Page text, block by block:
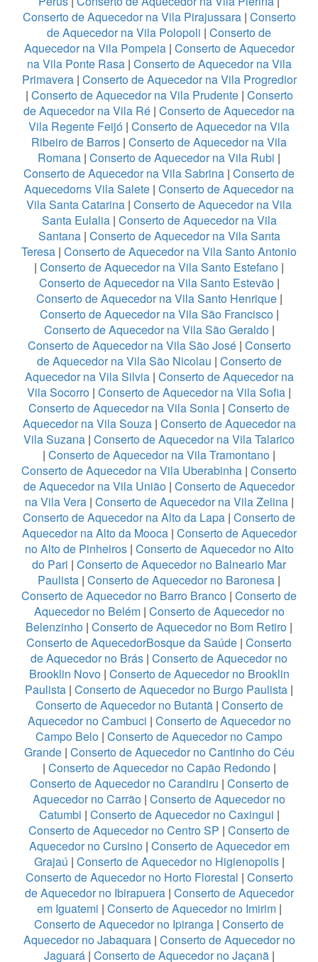
Conserto de Aquecedor na Vila Pirajussara| Conserto
de Aquecedor na Vila Polopoli | Conserto de
Aquecedor na Vila Pompeia| Conserto de Aquecedor
na Vila Ponte Rasa| Conserto de Aquecedor na Vila
Primavera| Conserto de Aquecedor na Vila Progredior
| Conserto de Aquecedor na Vila Prudente| Conserto
de Aquecedor na Vila Ré | Conserto de Aquecedor na
Vila Regente Feijó | Conserto de Aquecedor na Vila
Ribeiro de Barros | Conserto de Aquecedor na Vila
Romana | Conserto de Aquecedor na Vila Rubi |
Conserto de Aquecedor na Vila Sabrina | Conserto de
Aquecedorns Vila Salete | Conserto de Aquecedor na
Vila Santa Catarina | Conserto de Aquecedor na Vila
Santa Eulalia| Conserto de Aquecedor na Vila
Santana| Conserto de Aquecedor na Vila Santa
Teresa | Conserto de Aquecedor na Vila Santo Antonio
| Conserto de Aquecedor na Vila Santo Estefano |
Conserto de Aquecedor na Vila Santo Estevão|
Conserto de Aquecedor na Vila Santo Henrique|
Conserto de Aquecedor na Vila São Francisco|
Conserto de Aquecedor na Vila São Geraldo|
Conserto de Aquecedor na Vila São José| Conserto
de Aquecedor na Vila São Nicolau | Conserto de
Aquecedor na Vila Silvia| Conserto de Aquecedor na
Vila Socorro | Conserto de Aquecedor na Vila Sofia |
Conserto de Aquecedor na Vila Sonia | Conserto de
Aquecedor na Vila Souza| Conserto de Aquecedor na
Vila Suzana | Conserto de Aquecedor na Vila Talarico
| Conserto de Aquecedor na Vila Tramontano |
Conserto de Aquecedor na Vila Uberabinha | Conserto
de Aquecedor na Vila União | Conserto de Aquecedor
na Vila Vera| Conserto de Aquecedor na Vila Zelina|
Conserto de Aquecedor na Alto da Lapa | Conserto de
Aquecedor na Alto da Mooca| Conserto de Aquecedor
no Alto de Pinheiros| Conserto de Aquecedor no Alto
do Pari | Conserto de Aquecedor no Balneario Mar
Paulista | Conserto de Aquecedor no Baronesa |
Conserto de Aquecedor no Barro Branco | Conserto de
Aquecedor no Belém| Conserto de Aquecedor no
Belenzinho | Conserto de Aquecedor no Bom Retiro |
Conserto de AquecedorBosque da Saúde | Conserto
de Aquecedor no Brás | Conserto de Aquecedor no
Brooklin Novo| Conserto de Aquecedor no Brooklin
Paulista | Conserto de Aquecedor no Burgo Paulista |
Conserto de Aquecedor no Butantã| Conserto de
Aquecedor no Cambuci | Conserto de Aquecedor no
Campo Belo | Conserto de Aquecedor no Campo
Grande| Conserto de Aquecedor no Cantinho do Céu
| Conserto de Aquecedor no Capão Redondo|
Conserto de Aquecedor no Carandiru | Conserto de
Aquecedor no Carrão | Conserto de Aquecedor no
Catumbi | Conserto de Aquecedor no Caxingui |
Conserto de Aquecedor no Centro SP | Conserto de
Aquecedor no Cursino| Conserto de Aquecedor em
Grajaú | Conserto de Aquecedor no Higienopolis|
Conserto de Aquecedor no Horto Florestal | Conserto
de Aquecedor no Ibirapuera| Conserto de Aquecedor
em Iguatemi | Conserto de Aquecedor no Imirim|
Conserto de Aquecedor no Ipiranga | Conserto de
Aquecedor no Jabaquara| Conserto de Aquecedor no
Jaguará| Conserto de Aquecedor no Jaçanã|